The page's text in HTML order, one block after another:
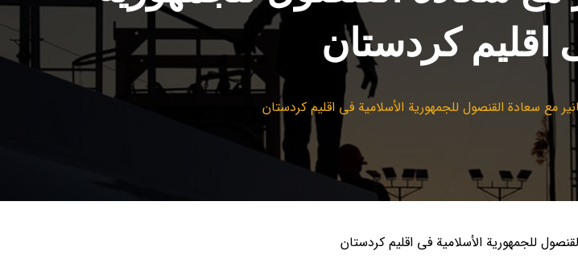
اقلیم کردستان
مع سعادة القنصول للجمهوریة الأسلامیة فی اقلیم کردستان